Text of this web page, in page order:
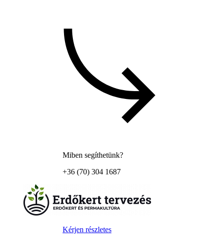
Miben segíthetünk?
+36 (70) 304 1687
Kérjen részletes